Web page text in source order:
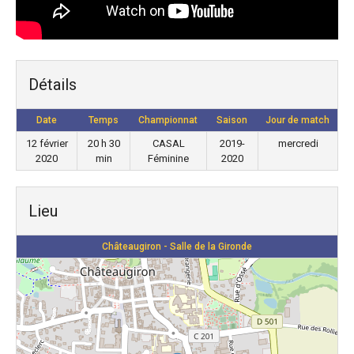
Détails
Date Temps Championnat Saison Jour de match
12 février
2020
20 h 30
min
CASAL
Féminine
2019-
2020
mercredi
Lieu
Châteaugiron - Salle de la Gironde